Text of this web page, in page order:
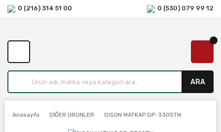
0 (216) 314 51 00 0 (530) 079 99 12
ARA
Anasayfa DİĞER ÜRÜNLER GISON MATKAP GP-330STN